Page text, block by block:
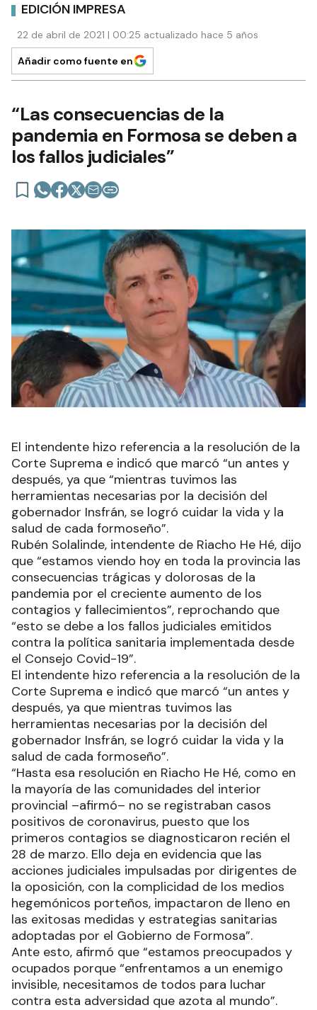
EDICIÓN IMPRESA
22 de abril de 2021 | 00:25 actualizado hace 5 años
Añadir como fuente en
“Las consecuencias de la
pandemia en Formosa se deben a
los fallos judiciales”
El intendente hizo referencia a la resolución de la
Corte Suprema e indicó que marcó “un antes y
después, ya que “mientras tuvimos las
herramientas necesarias por la decisión del
gobernador Insfrán, se logró cuidar la vida y la
salud de cada formoseño”.
Rubén Solalinde, intendente de Riacho He Hé, dijo
que “estamos viendo hoy en toda la provincia las
consecuencias trágicas y dolorosas de la
pandemia por el creciente aumento de los
contagios y fallecimientos”, reprochando que
“esto se debe a los fallos judiciales emitidos
contra la política sanitaria implementada desde
el Consejo Covid-19”.
El intendente hizo referencia a la resolución de la
Corte Suprema e indicó que marcó “un antes y
después, ya que mientras tuvimos las
herramientas necesarias por la decisión del
gobernador Insfrán, se logró cuidar la vida y la
salud de cada formoseño”.
“Hasta esa resolución en Riacho He Hé, como en
la mayoría de las comunidades del interior
provincial –afirmó– no se registraban casos
positivos de coronavirus, puesto que los
primeros contagios se diagnosticaron recién el
28 de marzo. Ello deja en evidencia que las
acciones judiciales impulsadas por dirigentes de
la oposición, con la complicidad de los medios
hegemónicos porteños, impactaron de lleno en
las exitosas medidas y estrategias sanitarias
adoptadas por el Gobierno de Formosa”.
Ante esto, afirmó que “estamos preocupados y
ocupados porque “enfrentamos a un enemigo
invisible, necesitamos de todos para luchar
contra esta adversidad que azota al mundo”.